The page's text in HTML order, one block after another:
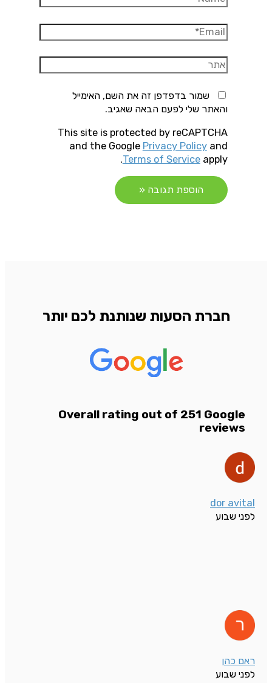
Email*
אתר
שמור בדפדפן זה את השם, האימייל
והאתר שלי לפעם הבאה שאגיב.
This site is protected by reCAPTCHA
and the Google Privacy Policyand
Terms of Serviceapply.
חברת הסעות שנותנת לכם יותר
Overall rating out of 251 Google
reviews
dor avital
לפני שבוע
ראם כהן
לפני שבוע